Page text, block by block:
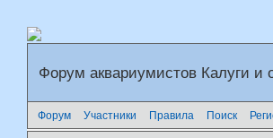
Форум аквариумистов Калуги и
Форум Участники Правила Поиск